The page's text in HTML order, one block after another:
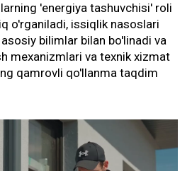
'energiya tashuvchisi' roli
o'rganiladi, issiqlik nasoslari
bilimlar bilan bo'linadi va
mexanizmlari va texnik xizmat
qamrovli qo'llanma taqdim